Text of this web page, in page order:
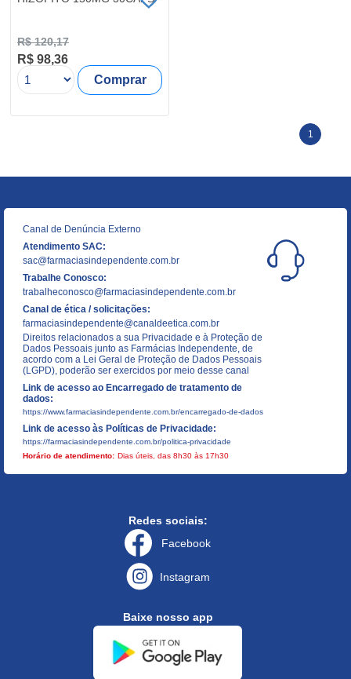
R$ 120,17
R$ 98,36
Comprar
1
Canal de Denúncia Externo
Atendimento SAC:
sac@farmaciasindependente.com.br
Trabalhe Conosco:
trabalheconosco@farmaciasindependente.com.br
Canal de ética / solicitações:
farmaciasindependente@canaldeetica.com.br
Direitos relacionados a sua Privacidade e à Proteção de
Dados Pessoais junto as Farmácias Independente, de
acordo com a Lei Geral de Proteção de Dados Pessoais
(LGPD), poderão ser exercidos por meio desse canal
Link de acesso ao Encarregado de tratamento de
dados:
https://www.farmaciasindependente.com.br/encarregado-de-dados
Link de acesso às Políticas de Privacidade:
https://farmaciasindependente.com.br/politica-privacidade
Horário de atendimento: Dias úteis, das 8h30 às 17h30
Redes sociais:
Facebook
Instagram
Baixe nosso app